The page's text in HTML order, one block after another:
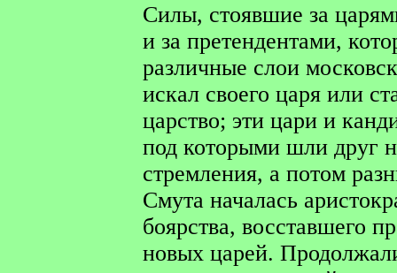
Силы, стоявшие за
и за претендентами,
различные слои
искал своего царя или
царство; эти цари и
под которыми шли друг
стремления, а потом
Смута началась
боярства, восставшего
новых царей.